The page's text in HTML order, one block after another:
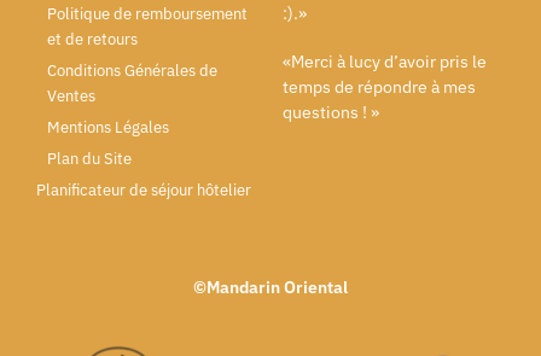
Politique de remboursement
et de retours
Conditions Générales de
Ventes
Mentions Légales
Plan du Site
Planificateur de séjour hôtelier
:).»
«Merci à lucy d’avoir pris le
temps de répondre à mes
questions ! »
©Mandarin Oriental